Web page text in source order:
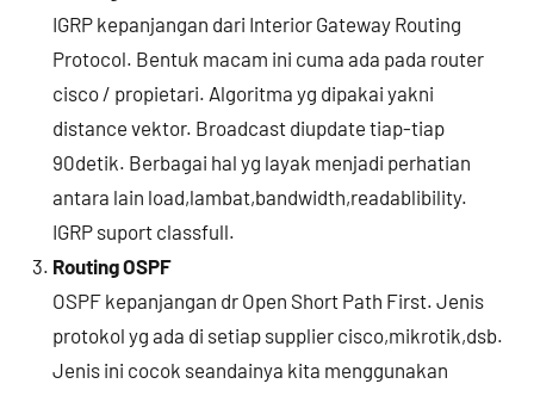
IGRP kepanjangan dari Interior Gateway Routing
Protocol. Bentuk macam ini cuma ada pada router
cisco / propietari. Algoritma yg dipakai yakni
distance vektor. Broadcast diupdate tiap-tiap
90detik. Berbagai hal yg layak menjadi perhatian
antara lain load,lambat,bandwidth,readablibility.
IGRP suport classfull.
Routing OSPF
OSPF kepanjangan dr Open Short Path First. Jenis
protokol yg ada di setiap supplier cisco,mikrotik,dsb.
Jenis ini cocok seandainya kita menggunakan